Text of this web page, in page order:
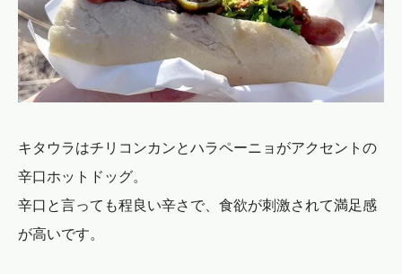
キタウラはチリコンカンとハラペーニョがアクセントの
辛口ホットドッグ。
辛口と言っても程良い辛さで、食欲が刺激されて満足感
が高いです。